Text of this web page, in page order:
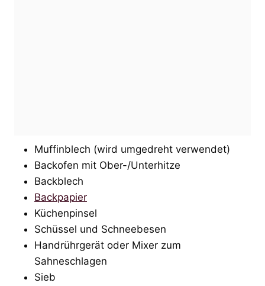
Muffinblech (wird umgedreht verwendet)
Backofen mit Ober-/Unterhitze
Backblech
Backpapier
Küchenpinsel
Schüssel und Schneebesen
Handrührgerät oder Mixer zum
Sahneschlagen
Sieb